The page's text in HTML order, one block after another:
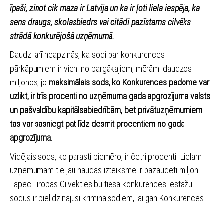
īpaši, zinot cik maza ir Latvija un ka ir ļoti liela iespēja, ka
sens draugs, skolasbiedrs vai citādi pazīstams cilvēks
strādā konkurējošā uzņēmumā.
Daudzi arī neapzinās, ka sodi par konkurences
pārkāpumiem ir vieni no bargākajiem, mērāmi daudzos
miljonos, jo maksimālais sods, ko Konkurences padome var
uzlikt, ir trīs procenti no uzņēmuma gada apgrozījuma valsts
un pašvaldību kapitālsabiedrībām, bet privātuzņēmumiem
tas var sasniegt pat līdz desmit procentiem no gada
apgrozījuma.
Vidējais sods, ko parasti piemēro, ir četri procenti. Lielam
uzņēmumam tie jau naudas izteiksmē ir pazaudēti miljoni.
Tāpēc Eiropas Cilvēktiesību tiesa konkurences iestāžu
sodus ir pielīdzinājusi kriminālsodiem, lai gan Konkurences